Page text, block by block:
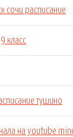
сочи расписание
класс
тушино
на youtube